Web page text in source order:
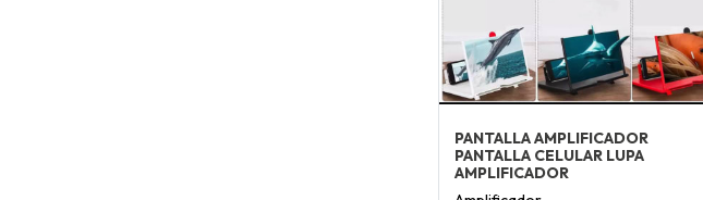
PANTALLA AMPLIFICADOR
PANTALLA CELULAR LUPA
AMPLIFICADOR